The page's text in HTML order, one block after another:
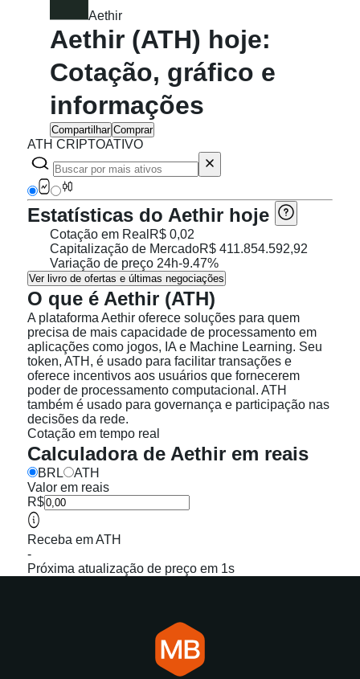
Aethir
Aethir (ATH) hoje:
Cotação, gráfico e
informações
Compartilhar Comprar
ATH CRIPTOATIVO
Estatísticas do Aethir hoje
Cotação em Real R$ 0,02
Capitalização de MercadoR$ 411.854.592,92
Variação de preço 24h-9.47%
Ver livro de ofertas e últimas negociações
O que é Aethir (ATH)
A plataforma Aethir oferece soluções para quem
precisa de mais capacidade de processamento em
aplicações como jogos, IA e Machine Learning. Seu
token, ATH, é usado para facilitar transações e
oferece incentivos aos usuários que fornecerem
poder de processamento computacional. ATH
também é usado para governança e participação nas
decisões da rede.
Cotação em tempo real
Calculadora de Aethir em reais
BRL
ATH
Valor em reais
R$
Receba em ATH
-
Próxima atualização de preço em 1s